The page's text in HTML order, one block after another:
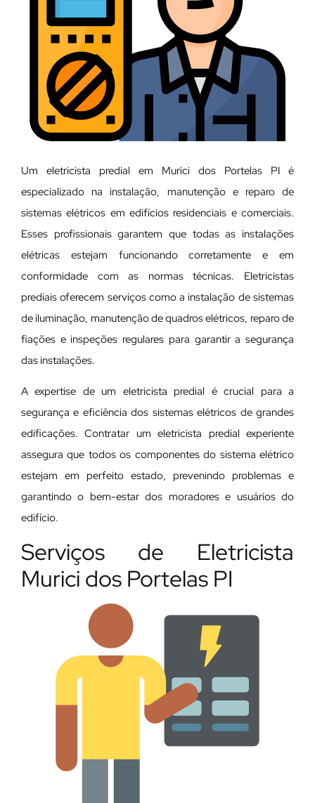
Um eletricista predial em Murici dos Portelas PI é
especializado na instalação, manutenção e reparo de
sistemas elétricos em edifícios residenciais e comerciais.
Esses profissionais garantem que todas as instalações
elétricas estejam funcionando corretamente e em
conformidade com as normas técnicas. Eletricistas
prediais oferecem serviços como a instalação de sistemas
de iluminação, manutenção de quadros elétricos, reparo de
fiações e inspeções regulares para garantir a segurança
das instalações.
A expertise de um eletricista predial é crucial para a
segurança e eficiência dos sistemas elétricos de grandes
edificações. Contratar um eletricista predial experiente
assegura que todos os componentes do sistema elétrico
estejam em perfeito estado, prevenindo problemas e
garantindo o bem-estar dos moradores e usuários do
edifício.
Serviços de Eletricista
Murici dos Portelas PI